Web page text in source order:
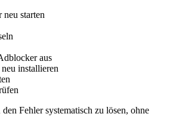
starten
aus
installieren
Fehler systematisch zu lösen, ohne